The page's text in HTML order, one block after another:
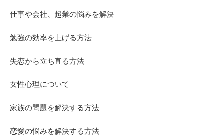
仕事や会社、起業の悩みを解決
勉強の効率を上げる方法
失恋から立ち直る方法
女性心理について
家族の問題を解決する方法
恋愛の悩みを解決する方法